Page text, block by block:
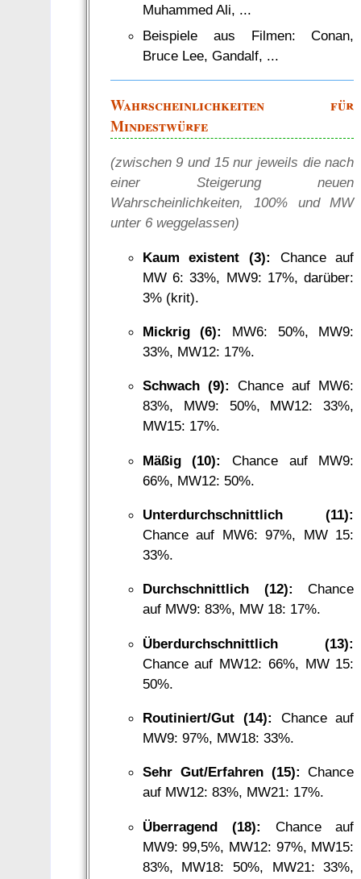
Muhammed Ali, ...
Beispiele aus Filmen: Conan,
Bruce Lee, Gandalf, ...
Wahrscheinlichkeiten für
Mindestwürfe
(zwischen 9 und 15 nur jeweils die nach
einer Steigerung neuen
Wahrscheinlichkeiten, 100% und MW
unter 6 weggelassen)
Kaum existent (3):
Chance auf
MW 6: 33%, MW9: 17%, darüber:
3% (krit).
Mickrig (6):
MW6: 50%, MW9:
33%, MW12: 17%.
Schwach (9): Chance auf MW6:
83%, MW9: 50%, MW12: 33%,
MW15: 17%.
Mäßig (10):
Chance auf MW9:
66%, MW12: 50%.
Unterdurchschnittlich (11):
Chance auf MW6: 97%, MW 15:
33%.
Durchschnittlich (12): Chance
auf MW9: 83%, MW 18: 17%.
Überdurchschnittlich (13):
Chance auf MW12: 66%, MW 15:
50%.
Routiniert/Gut (14): Chance auf
MW9: 97%, MW18: 33%.
Sehr Gut/Erfahren (15): Chance
auf MW12: 83%, MW21: 17%.
Überragend (18): Chance auf
MW9: 99,5%, MW12: 97%, MW15:
83%, MW18: 50%, MW21: 33%,